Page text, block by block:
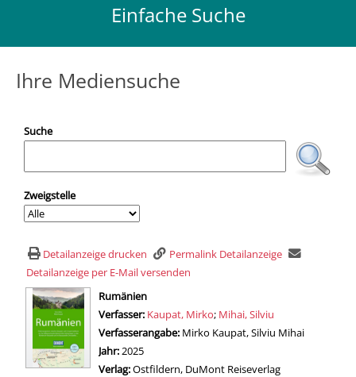
Einfache Suche
Ihre Mediensuche
Suche
Zweigstelle
Detailanzeige drucken
Permalink Detailanzeige
Detailanzeige per E-Mail versenden
wird in neuem Tab geöffnet
Rumänien
Verfasser: Suche nach diesem Verfasser
Kaupat, Mirko; Mihai, Silviu
Verfasserangabe: Mirko Kaupat, Silviu Mihai
Jahr: 2025
Verlag:Ostfildern, DuMont Reiseverlag